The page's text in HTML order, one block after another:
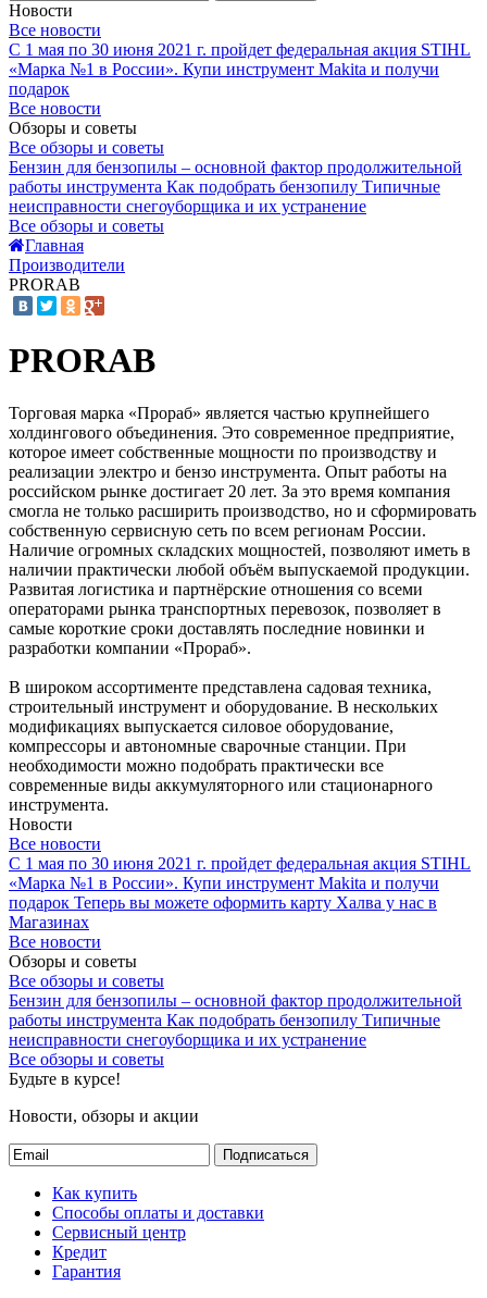
Новости
Все новости
С 1 мая по 30 июня 2021 г. пройдет федеральная акция STIHL
«Марка №1 в России». Купи инструмент Makita и получи
подарок
Все новости
Обзоры и советы
Все обзоры и советы
Бензин для бензопилы – основной фактор продолжительной
работы инструмента Как подобрать бензопилу Типичные
неисправности снегоуборщика и их устранение
Все обзоры и советы
Главная
Производители
PRORAB
PRORAB
Торговая марка «Прораб» является частью крупнейшего
холдингового объединения. Это современное предприятие,
которое имеет собственные мощности по производству и
реализации электро и бензо инструмента. Опыт работы на
российском рынке достигает 20 лет. За это время компания
смогла не только расширить производство, но и сформировать
собственную сервисную сеть по всем регионам России.
Наличие огромных складских мощностей, позволяют иметь в
наличии практически любой объём выпускаемой продукции.
Развитая логистика и партнёрские отношения со всеми
операторами рынка транспортных перевозок, позволяет в
самые короткие сроки доставлять последние новинки и
разработки компании «Прораб».
В широком ассортименте представлена садовая техника,
строительный инструмент и оборудование. В нескольких
модификациях выпускается силовое оборудование,
компрессоры и автономные сварочные станции. При
необходимости можно подобрать практически все
современные виды аккумуляторного или стационарного
инструмента.
Новости
Все новости
С 1 мая по 30 июня 2021 г. пройдет федеральная акция STIHL
«Марка №1 в России». Купи инструмент Makita и получи
подарок Теперь вы можете оформить карту Халва у нас в
Магазинах
Все новости
Обзоры и советы
Все обзоры и советы
Бензин для бензопилы – основной фактор продолжительной
работы инструмента Как подобрать бензопилу Типичные
неисправности снегоуборщика и их устранение
Все обзоры и советы
Будьте в курсе!
Новости, обзоры и акции
Подписаться
Как купить
Способы оплаты и доставки
Сервисный центр
Кредит
Гарантия